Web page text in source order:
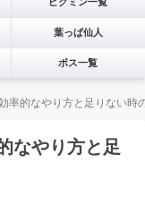
葉っぱ仙人
ボス一覧
率的なやり方と足りない時
なやり方と足